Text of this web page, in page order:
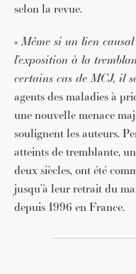
selon la revue.
«Même si un lien
l’exposition à la
certains cas de MCJ, il
agents des maladies à
une nouvelle menace
soulignent les auteurs.
atteints de tremblante,
deux siècles, ont été
jusqu’à leur retrait du
depuis 1996 en France.